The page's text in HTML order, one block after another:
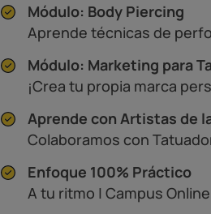
Módulo: Body Piercing
Aprende técnicas de
Módulo: Marketing para
¡Crea tu propia marca
Aprende con Artistas de
Colaboramos con
Enfoque 100% Práctico
A tu ritmo | Campus